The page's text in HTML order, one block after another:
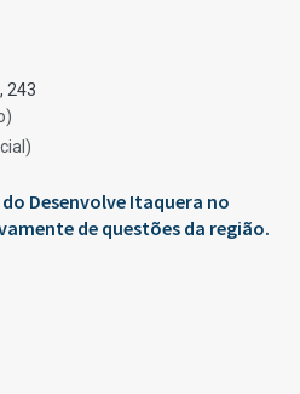
243
Desenvolve Itaquera no
de questões da região.